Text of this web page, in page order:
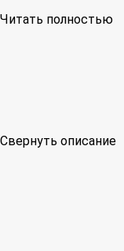
Читать полностью
Свернуть описание